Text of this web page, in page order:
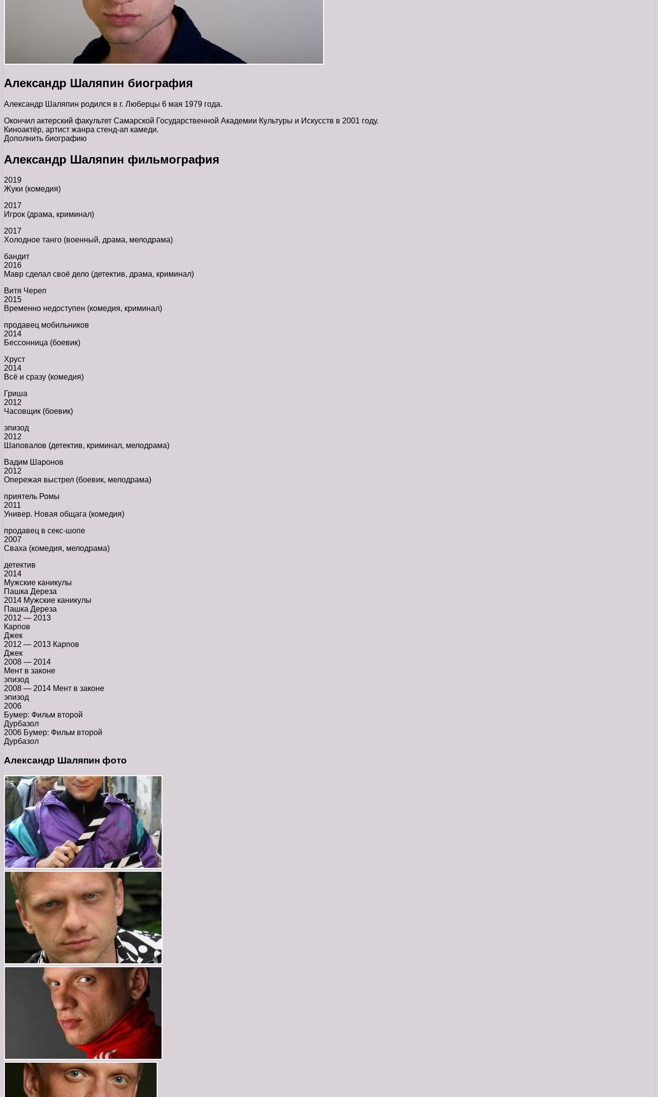
Александр Шаляпин биография
Александр Шаляпин родился в г. Люберцы 6 мая 1979 года.
Окончил актерский факультет Самарской Государственной Академии Культуры и Искусств в 2001 году.
Киноактёр, артист жанра стенд-ап камеди.
Дополнить биографию
Александр Шаляпин фильмография
2019
Жуки (комедия)
2017
Игрок (драма, криминал)
2017
Холодное танго (военный, драма, мелодрама)
бандит
2016
Мавр сделал своё дело (детектив, драма, криминал)
Витя Череп
2015
Временно недоступен (комедия, криминал)
продавец мобильников
2014
Бессонница (боевик)
Хруст
2014
Всё и сразу (комедия)
Гриша
2012
Часовщик (боевик)
эпизод
2012
Шаповалов (детектив, криминал, мелодрама)
Вадим Шаронов
2012
Опережая выстрел (боевик, мелодрама)
приятель Ромы
2011
Универ. Новая общага (комедия)
продавец в секс-шопе
2007
Сваха (комедия, мелодрама)
детектив
2014
Мужские каникулы
Пашка Дереза
2014 Мужские каникулы
Пашка Дереза
2012 — 2013
Карпов
Джек
2012 — 2013 Карпов
Джек
2008 — 2014
Мент в законе
эпизод
2008 — 2014 Мент в законе
эпизод
2006
Бумер: Фильм второй
Дурбазол
2006 Бумер: Фильм второй
Дурбазол
Александр Шаляпин фото